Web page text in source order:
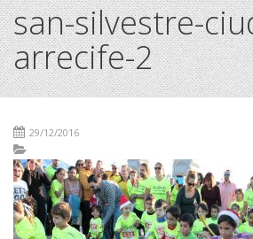
san-silvestre-
arrecife-2
29/12/2016